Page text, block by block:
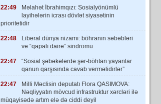
22:49
Məlahət İbrahimqızı: Sosialyönümlü
layihələrin icrası dövlət siyasətinin
prioritetidir
22:48
Liberal dünya nizamı: böhranın səbəbləri
və “qapalı dairə” sindromu
22:47
“Sosial şəbəkələrdə şər-böhtan yayanlar
qanun qarşısında cavab verməlidirlər”
22:47
Milli Məclisin deputatı Flora QASIMOVA:
Nəqliyyatın mövcud infrastruktur xərcləri ilə
müqayisədə artım elə də ciddi deyil